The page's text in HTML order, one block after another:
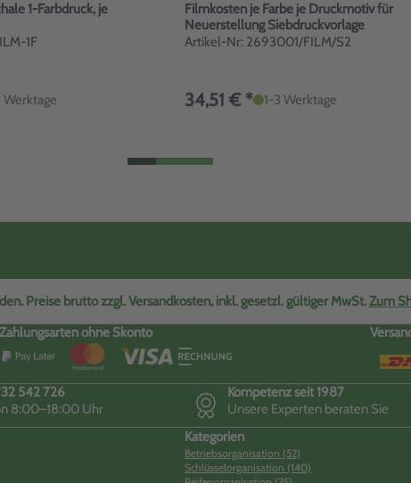
1-Farbdruck, je
1F
Werktage
Filmkosten je Farbe je Druckmotiv für
Neuerstellung Siebdruckvorlage
Artikel-Nr: 2693001/FILM/S2
34,51 € * 1-3 Werktage
Preise brutto zzgl. Versandkosten, inkl. gesetzl. gültiger MwSt.Zum
Zahlungsarten ohne Skonto
542 726
8:00–18:00 Uhr
Kompetenz seit 1987
Unsere Experten beraten Sie
Kategorien
Betriebsorganisation (52)
Schlüsselorganisation (140)